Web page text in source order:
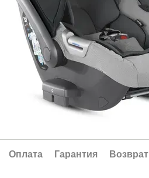
Оплата Гарантия Возврат